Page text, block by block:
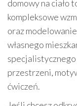
domowy na ciało
kompleksowe
oraz
własnego
przestrzeni,
ćwiczeń.